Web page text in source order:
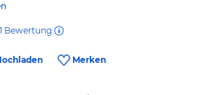
1 Bewertung
Merken